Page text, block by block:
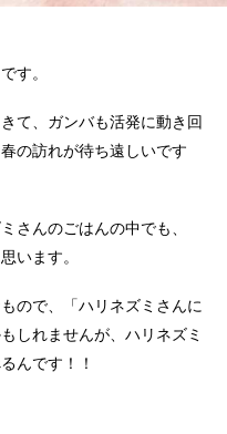
す。
て、ガンバも活発に動き回
の訪れが待ち遠しいです
さんのごはんの中でも、
います。
ので、「ハリネズミさんに
しれませんが、ハリネズミ
んです！！